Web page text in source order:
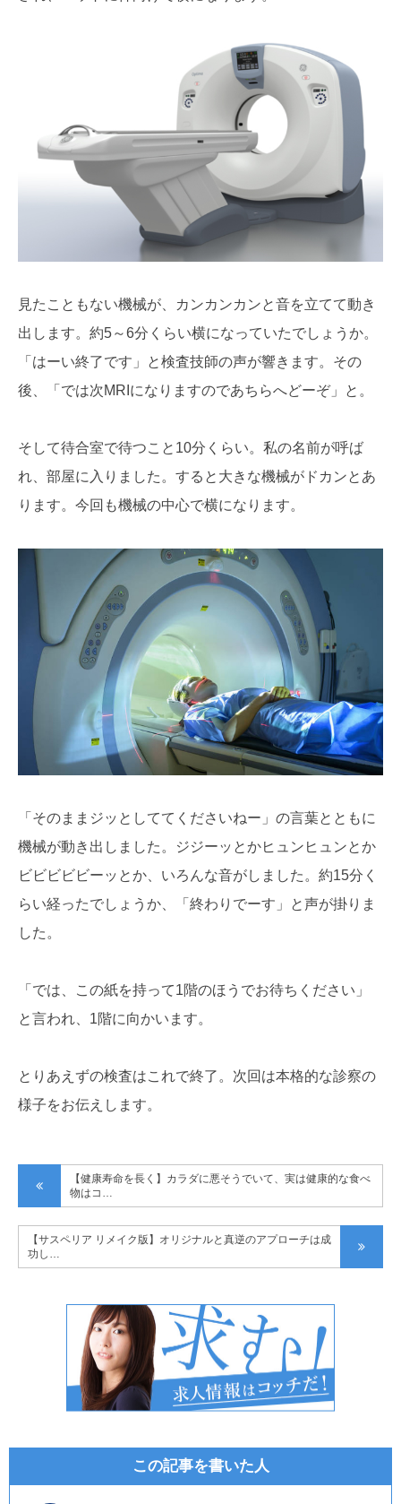
見たこともない機械が、カンカンカンと音を立てて動き
出します。約5～6分くらい横になっていたでしょうか。
「はーい終了です」と検査技師の声が響きます。その
後、「では次MRIになりますのであちらへどーぞ」と。
そして待合室で待つこと10分くらい。私の名前が呼ば
れ、部屋に入りました。すると大きな機械がドカンとあ
ります。今回も機械の中心で横になります。
「そのままジッとしててくださいねー」の言葉とともに
機械が動き出しました。ジジーッとかヒュンヒュンとか
ビビビビビーッとか、いろんな音がしました。約15分く
らい経ったでしょうか、「終わりでーす」と声が掛りま
した。
「では、この紙を持って1階のほうでお待ちください」
と言われ、1階に向かいます。
とりあえずの検査はこれで終了。次回は本格的な診察の
様子をお伝えします。
【健康寿命を長く】カラダに悪そうでいて、実は健康的な食べ
物はコ…
【サスペリア リメイク版】オリジナルと真逆のアプローチは成
功し…
この記事を書いた人